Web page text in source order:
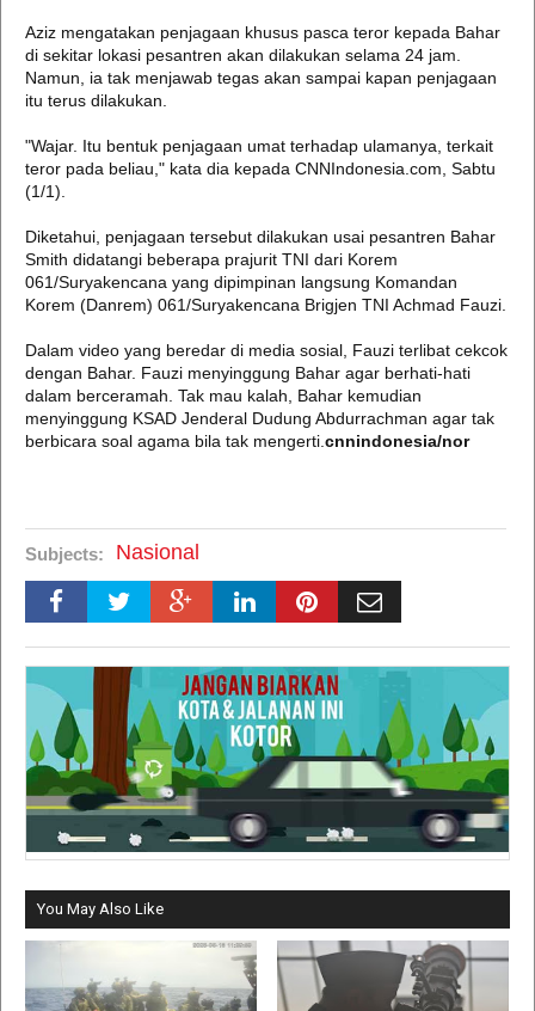
Aziz mengatakan penjagaan khusus pasca teror kepada Bahar
di sekitar lokasi pesantren akan dilakukan selama 24 jam.
Namun, ia tak menjawab tegas akan sampai kapan penjagaan
itu terus dilakukan.
"Wajar. Itu bentuk penjagaan umat terhadap ulamanya, terkait
teror pada beliau," kata dia kepada CNNIndonesia.com, Sabtu
(1/1).
Diketahui, penjagaan tersebut dilakukan usai pesantren Bahar
Smith didatangi beberapa prajurit TNI dari Korem
061/Suryakencana yang dipimpinan langsung Komandan
Korem (Danrem) 061/Suryakencana Brigjen TNI Achmad Fauzi.
Dalam video yang beredar di media sosial, Fauzi terlibat cekcok
dengan Bahar. Fauzi menyinggung Bahar agar berhati-hati
dalam berceramah. Tak mau kalah, Bahar kemudian
menyinggung KSAD Jenderal Dudung Abdurrachman agar tak
berbicara soal agama bila tak mengerti. cnnindonesia/nor
Subjects: Nasional
You May Also Like